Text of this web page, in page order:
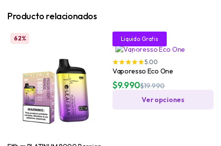
Producto relacionados
62% 51%
5.00
Vaporesso Eco One
$19.990
$9.990
Ver opciones
Liquido Gratis
30ML!